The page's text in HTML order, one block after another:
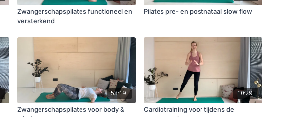
Zwangerschapspilates functioneel en
versterkend
Pilates pre- en postnataal slow flow
53:19
Zwangerschapspilates voor body &
10:29
Cardiotraining voor tijdens de